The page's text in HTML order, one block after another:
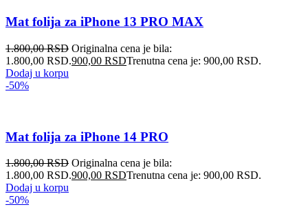
Mat folija za iPhone 13 PRO MAX
1.800,00RSD Originalna cena je bila:
1.800,00 RSD.900,00 RSDTrenutna cena je: 900,00 RSD.
Dodaj u korpu
-50%
Mat folija za iPhone 14 PRO
1.800,00RSD Originalna cena je bila:
1.800,00 RSD.900,00 RSDTrenutna cena je: 900,00 RSD.
Dodaj u korpu
-50%